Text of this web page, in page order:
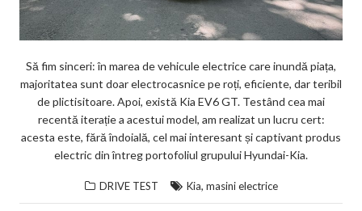
Să fim sinceri: în marea de vehicule electrice care inundă piața,
majoritatea sunt doar electrocasnice pe roți, eficiente, dar teribil
de plictisitoare. Apoi, există Kia EV6 GT. Testând cea mai
recentă iterație a acestui model, am realizat un lucru cert:
acesta este, fără îndoială, cel mai interesant și captivant produs
electric din întreg portofoliul grupului Hyundai-Kia.
DRIVE TEST Kia, masini electrice